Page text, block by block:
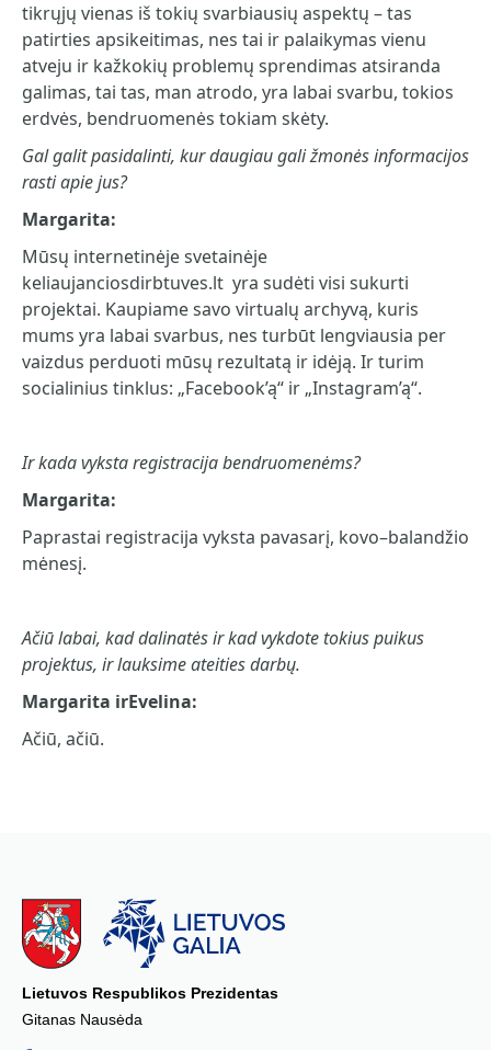
tikrųjų vienas iš tokių svarbiausių aspektų – tas
patirties apsikeitimas, nes tai ir palaikymas vienu
atveju ir kažkokių problemų sprendimas atsiranda
galimas, tai tas, man atrodo, yra labai svarbu, tokios
erdvės, bendruomenės tokiam skėty.
Gal galit pasidalinti, kur daugiau gali žmonės informacijos
rasti apie jus?
Margarita:
Mūsų internetinėje svetainėje
keliaujanciosdirbtuves.lt yra sudėti visi sukurti
projektai. Kaupiame savo virtualų archyvą, kuris
mums yra labai svarbus, nes turbūt lengviausia per
vaizdus perduoti mūsų rezultatą ir idėją. Ir turim
socialinius tinklus: „Facebook’ą“ ir „Instagram’ą“.
Ir kada vyksta registracija bendruomenėms?
Margarita:
Paprastai registracija vyksta pavasarį, kovo–balandžio
mėnesį.
Ačiū labai, kad dalinatės ir kad vykdote tokius puikus
projektus, ir lauksime ateities darbų.
Margarita irEvelina:
Ačiū, ačiū.
Lietuvos Respublikos Prezidentas
Gitanas Nausėda